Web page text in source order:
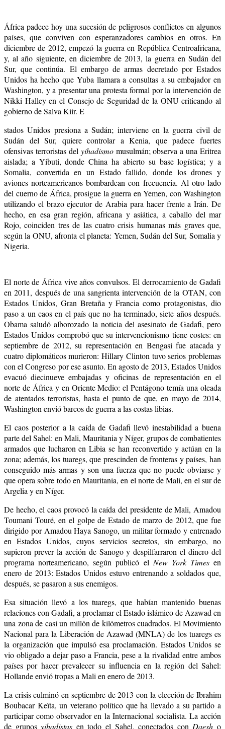
África padece hoy una sucesión de peligrosos conflictos en algunos
países, que conviven con esperanzadores cambios en otros. En
diciembre de 2012, empezó la guerra en República Centroafricana,
y, al año siguiente, en diciembre de 2013, la guerra en Sudán del
Sur, que continúa. El embargo de armas decretado por Estados
Unidos ha hecho que Yuba llamara a consultas a su embajador en
Washington, y a presentar una protesta formal por la intervención de
Nikki Halley en el Consejo de Seguridad de la ONU criticando al
gobierno de Salva Kiir. E
stados Unidos presiona a Sudán; interviene en la guerra civil de
Sudán del Sur, quiere controlar a Kenia, que padece fuertes
ofensivas terroristas del yihadismomusulmán; observa a una Eritrea
aislada; a Yibuti, donde China ha abierto su base logística; y a
Somalia, convertida en un Estado fallido, donde los drones y
aviones norteamericanos bombardean con frecuencia. Al otro lado
del cuerno de África, prosigue la guerra en Yemen, con Washington
utilizando el brazo ejecutor de Arabia para hacer frente a Irán. De
hecho, en esa gran región, africana y asiática, a caballo del mar
Rojo, coinciden tres de las cuatro crisis humanas más graves que,
según la ONU, afronta el planeta: Yemen, Sudán del Sur, Somalia y
Nigeria.
El norte de África vive años convulsos. El derrocamiento de Gadafi
en 2011, después de una sangrienta intervención de la OTAN, con
Estados Unidos, Gran Bretaña y Francia como protagonistas, dio
paso a un caos en el país que no ha terminado, siete años después.
Obama saludó alborozado la noticia del asesinato de Gadafi, pero
Estados Unidos comprobó que su intervencionismo tiene costes: en
septiembre de 2012, su representación en Bengasi fue atacada y
cuatro diplomáticos murieron: Hillary Clinton tuvo serios problemas
con el Congreso por ese asunto. En agosto de 2013, Estados Unidos
evacuó diecinueve embajadas y oficinas de representación en el
norte de África y en Oriente Medio: el Pentágono temía una oleada
de atentados terroristas, hasta el punto de que,en mayo de 2014,
Washington envió barcos de guerra a las costas libias.
El caos posterior a la caída de Gadafi llevó inestabilidad a buena
parte del Sahel: en Mali, Mauritania y Níger, grupos de combatientes
armados que lucharon en Libia se han reconvertido y actúan en la
zona; además, los tuaregs, que prescinden de fronteras y países, han
conseguido más armas y son una fuerza que no puede obviarse y
que opera sobre todoen Mauritania,en el norte de Mali, en el sur de
Argelia y en Níger.
De hecho, el caos provocó la caída del presidente de Mali, Amadou
Toumani Touré, en el golpe de Estado de marzo de 2012, que fue
dirigido por Amadou Haya Sanogo, un militar formado y entrenado
en Estados Unidos, cuyos servicios secretos, sin embargo, no
supieron prever la acción de Sanogo y despilfarraron el dinero del
programa norteamericano, según publicó el New York Times en
enero de 2013: Estados Unidos estuvo entrenando a soldados que,
después, se pasaron a sus enemigos.
Esa situación llevó a los tuaregs, que habían mantenido buenas
relaciones con Gadafi, a proclamar el Estado islámico de Azawad en
una zona de casi un millón de kilómetros cuadrados. El Movimiento
Nacional para la Liberación de Azawad (MNLA) de los tuaregs es
la organización que impulsó esa proclamación. Estados Unidos se
vio obligado a dejar paso a Francia, pese a la rivalidad entre ambos
países por hacer prevalecer su influencia en la región del Sahel:
Hollande envió tropas a Mali en enero de 2013.
La crisis culminó en septiembre de 2013 con la elección de Ibrahim
Boubacar Keïta, un veterano político que ha llevado a su partido a
participar como observador en la Internacional socialista. La acción
de gruposyihadistas en todo el Sahel, conectados con Daesh o